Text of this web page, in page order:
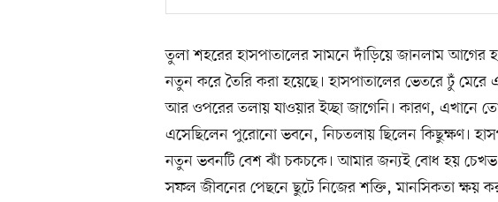
তুলা শহরের হাসপাতালের সামনে দাঁড়িয়ে জানলাম আগের
নতুন করে তৈরি করা হয়েছে। হাসপাতালের ভেতরে ঢুঁ
আর ওপরের তলায় যাওয়ার ইচ্ছা জাগেনি। কারণ, এখানে
এসেছিলেন পুরোনো ভবনে, নিচতলায় ছিলেন কিছুক্ষণ।
নতুন ভবনটি বেশ ঝাঁ চকচকে। আমার জন্যই বোধ হয়
সফল জীবনের পেছনে ছুটে নিজের শক্তি, মানসিকতা ক্ষয়